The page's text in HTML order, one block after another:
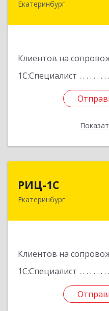
Екатеринбург
Клиентов на
1С:Специалист
620075,
РИЦ-1С
Екатеринбург
Клиентов на
1С:Специалист
620102,